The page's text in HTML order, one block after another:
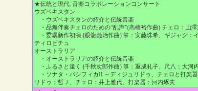
★伝統と現代, 音楽コラボレーションコンサート
ウズベキスタン
・ウズベキスタンの紹介と伝統音楽
・品無伴奏チェロのための“乱声”(高橋裕作曲) チェロ：山
・委嘱新作初演 (眼龍義治作曲) 箏：安藤珠希、ギジャク：
ティロビチュ
オーストラリア
・オーストラリアの紹介と伝統音楽
・ふるさと遠く (千秋次郎作曲) 箏：重成礼子、尺八：大河
・ソナタ・パシフィカII ～ディジュリドゥ、チェロと打楽
リドゥ：哲Ｊ、チェロ：井上雅代、打楽器：河内琢夫